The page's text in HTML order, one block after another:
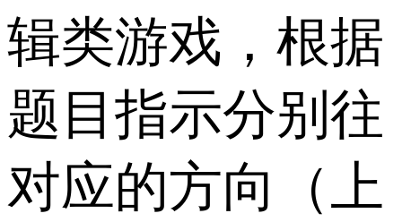
辑类游戏，根据
题目指示分别往
对应的方向（上